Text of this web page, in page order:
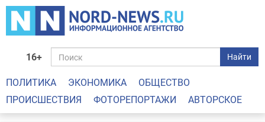
16+ Найти
ПОЛИТИКА ЭКОНОМИКА
ОБЩЕСТВО
ПРОИСШЕСТВИЯ
ФОТОРЕПОРТАЖИ АВТОРСКОЕ